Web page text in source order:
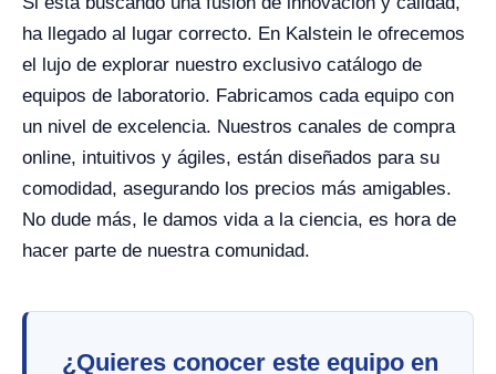
ha llegado al lugar correcto. En Kalstein le ofrecemos
el lujo de explorar nuestro exclusivo catálogo de
equipos de laboratorio. Fabricamos cada equipo con
un nivel de excelencia. Nuestros canales de compra
online, intuitivos y ágiles, están diseñados para su
comodidad, asegurando los precios más amigables.
No dude más, le damos vida a la ciencia, es hora de
hacer parte de nuestra comunidad.
¿Quieres conocer este equipo en